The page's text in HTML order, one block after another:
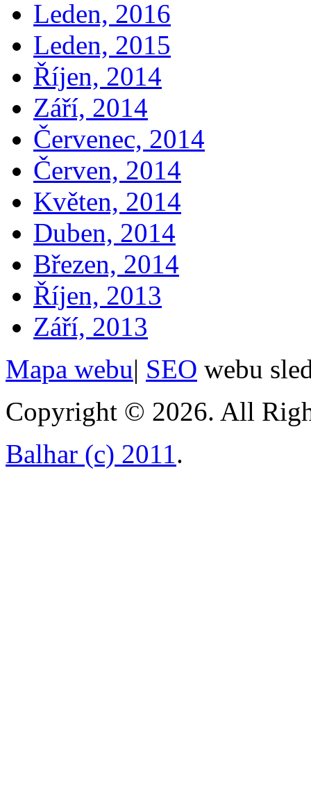
Leden, 2016
Leden, 2015
Říjen, 2014
Září, 2014
Červenec, 2014
Červen, 2014
Květen, 2014
Duben, 2014
Březen, 2014
Říjen, 2013
Září, 2013
Mapa webu| SEO webu
Copyright © 2026. All
Balhar (c) 2011.